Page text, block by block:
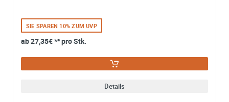
SIE SPAREN 10% ZUM UVP
ab27,35€*² pro Stk.
Details